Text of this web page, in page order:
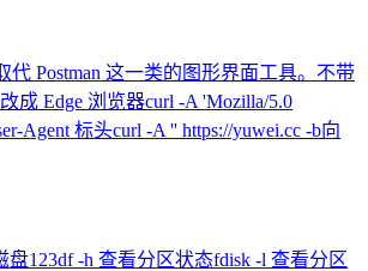
Postman 这一类的图形界面工具。不带
成 Edge 浏览器curl -A 'Mozilla/5.0
Agent 标头curl -A '' https://yuwei.cc -b向
盘123df -h 查看分区状态fdisk -l 查看分区